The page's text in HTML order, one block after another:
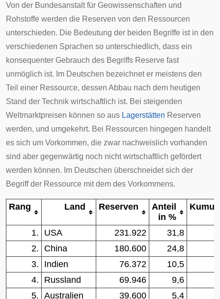
Von der Bundesanstalt für Geowissenschaften und
Rohstoffe werden die Reserven von den Ressourcen
unterschieden. Die Bedeutung der beiden Begriffe ist in den
verschiedenen Sprachen so unterschiedlich, dass ein
konsequenter Gebrauch des Begriffs Reserve fast
unmöglich ist. Im Deutschen bezeichnet er meistens den
Teil einer Ressource, dessen Abbau nach dem heutigen
Stand der Technik wirtschaftlich ist. Bei steigenden
Weltmarktpreisen können so aus Lagerstätten Reserven
werden, und umgekehrt. Bei Ressourcen hingegen handelt
es sich um Vorkommen, die zwar nachweislich vorhanden
sind aber gegenwärtig noch nicht wirtschaftlich gefördert
werden können. Im Deutschen überschneidet sich der
Begriff der Ressource mit dem des Vorkommens.
Rang Land Reserven
Anteil
in %
1. USA 231.922
31,8
2.
China 180.600
24,8
3.
Indien 76.372
10,5
4.
Russland 69.946
9,6
5. Australien 39.600
5,4